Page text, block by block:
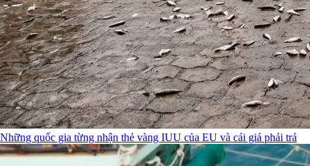
Những quốc gia từng nhận thẻ vàng IUU của EU và cái giá phải trả